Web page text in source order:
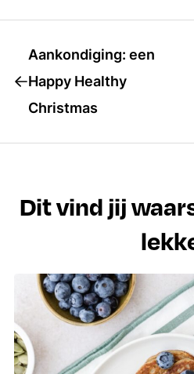
Aankondiging: een
Happy Healthy
Christmas
Dit vind jij